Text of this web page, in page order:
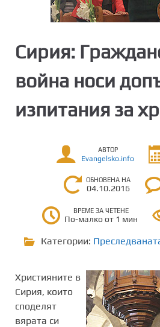
Сирия:
война носи
изпитания за
АВТОР
Evangelsko.info
ОБНОВЕНА НА
04.10.2016
ВРЕМЕ ЗА ЧЕТЕНЕ
По-малко от 1 мин
Категории:
Християните в
Сирия, които
споделят
вярата си